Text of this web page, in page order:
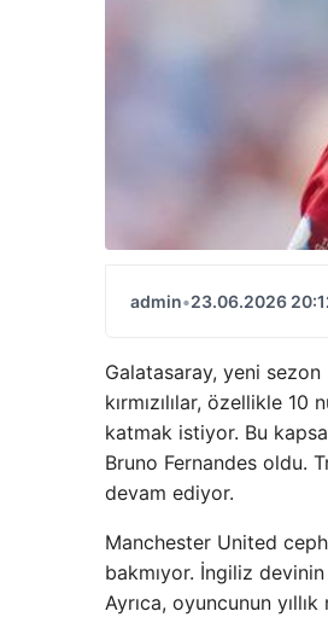
admin•23.06.2026
Galatasaray, yeni sezon
kırmızılılar, özellikle
katmak istiyor. Bu
Bruno Fernandes oldu.
devam ediyor.
Manchester United
bakmıyor. İngiliz
Ayrıca, oyuncunun